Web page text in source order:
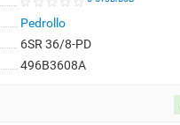
Pedrollo
6SR 36/8-PD
496B3608A